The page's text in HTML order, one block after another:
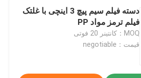
دسته فیلم سیم پیچ 3 اینچی با غلتک
فیلم ترمز مواد PP
MOQ：کانتینر 20 فوتی
قیمت：negotiable